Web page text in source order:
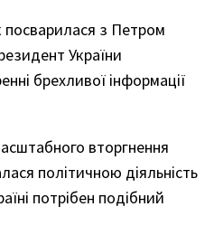
посварилася з Петром
України
брехливої інформації
вторгнення
політичною діяльність
потрібен подібний